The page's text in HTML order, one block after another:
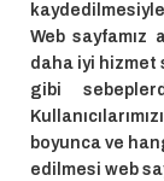
kaydedilmesiyle
Web sayfamız
daha iyi hizmet
gibi
boyunca ve
edilmesi web